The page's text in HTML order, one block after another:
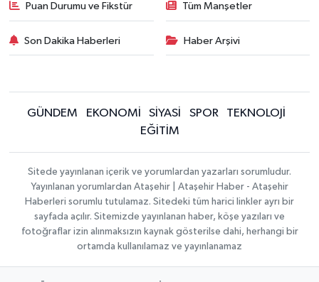
Puan Durumu ve Fikstür Tüm Manşetler
Son Dakika Haberleri Haber Arşivi
GÜNDEM EKONOMİ SİYASİ SPOR
TEKNOLOJİ
EĞİTİM
Sitede yayınlanan içerik ve yorumlardan yazarları sorumludur.
Yayınlanan yorumlardan Ataşehir | Ataşehir Haber - Ataşehir
Haberleri sorumlu tutulamaz. Sitedeki tüm harici linkler ayrı bir
sayfada açılır. Sitemizde yayınlanan haber, köşe yazıları ve
fotoğraflar izin alınmaksızın kaynak gösterilse dahi, herhangi bir
ortamda kullanılamaz ve yayınlanamaz